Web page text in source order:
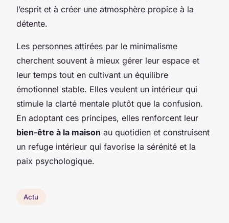
l’esprit et à créer une atmosphère propice à la
détente.
Les personnes attirées par le minimalisme
cherchent souvent à mieux gérer leur espace et
leur temps tout en cultivant un équilibre
émotionnel stable. Elles veulent un intérieur qui
stimule la clarté mentale plutôt que la confusion.
En adoptant ces principes, elles renforcent leur
bien-être à la maison au quotidien et construisent
un refuge intérieur qui favorise la sérénité et la
paix psychologique.
Actu